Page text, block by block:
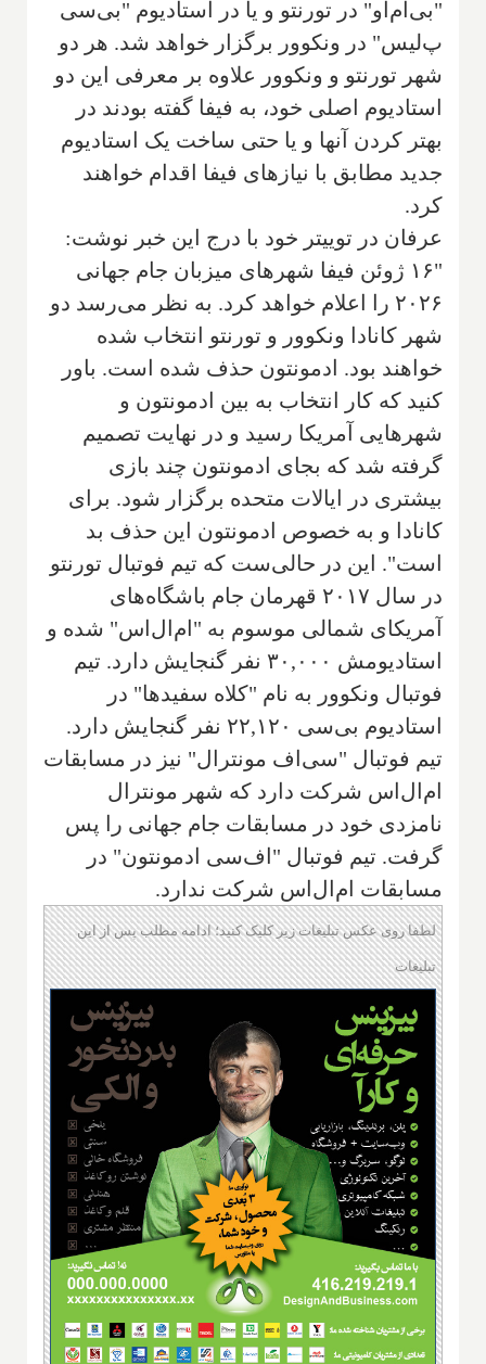
"بی‌ام‌او" در تورنتو و یا در استادیوم "بی‌سی
پ‌لیس" در ونکوور برگزار خواهد شد. هر دو
شهر تورنتو و ونکوور علاوه بر معرفی این دو
استادیوم اصلی خود، به فیفا گفته بودند در
بهتر کردن آنها و یا حتی ساخت یک استادیوم
جدید مطابق با نیازهای فیفا اقدام خواهند
کرد.
عرفان در توییتر خود با درج این خبر نوشت:
"۱۶ ژوئن فیفا شهرهای میزبان جام جهانی
۲۰۲۶ را اعلام خواهد کرد. به نظر می‌رسد دو
شهر کانادا ونکوور و تورنتو انتخاب شده
خواهند بود. ادمونتون حذف شده است. باور
کنید که کار انتخاب به بین ادمونتون و
شهرهایی آمریکا رسید و در نهایت تصمیم
گرفته شد که بجای ادمونتون چند بازی
بیشتری در ایالات متحده برگزار شود. برای
کانادا و به خصوص ادمونتون این حذف بد
است". این در حالی‌ست که تیم فوتبال تورنتو
در سال ۲۰۱۷ قهرمان جام باشگاه‌های
آمریکای شمالی موسوم به "ام‌ال‌اس" شده و
استادیومش ۳۰,۰۰۰ نفر گنجایش دارد. تیم
فوتبال ونکوور به نام "کلاه سفیدها" در
استادیوم بی‌سی ۲۲,۱۲۰ نفر گنجایش دارد.
تیم فوتبال "سی‌اف مونترال" نیز در مسابقات
ام‌ال‌اس شرکت دارد که شهر مونترال
نامزدی خود در مسابقات جام جهانی را پس
گرفت. تیم فوتبال "اف‌سی ادمونتون" در
مسابقات ام‌ال‌اس شرکت ندارد.
لطفا روی عکس تبلیغات زیر کلیک کنید؛ ادامه مطلب پس از این
تبلیغات